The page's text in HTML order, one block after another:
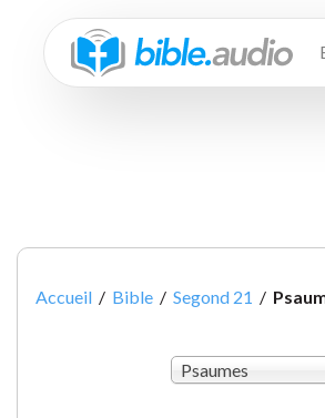
Accueil / Bible / Segond 21 /
Psaumes